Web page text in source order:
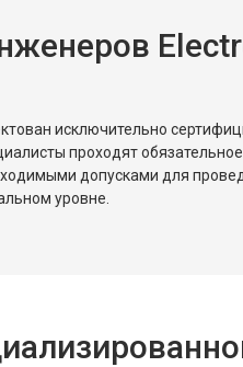
исключительно
проходят
допусками для
уровне.